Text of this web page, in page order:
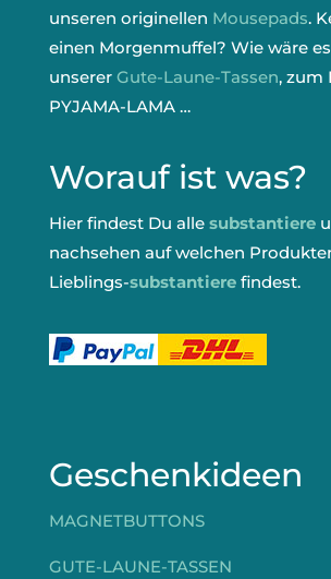
unseren originellen Mousepads.
einen Morgenmuffel? Wie wäre
unserer Gute-Laune-Tassen, zum
PYJAMA-LAMA …
Worauf ist was?
Hier findest Du alle substantiere
nachsehen auf welchen
Lieblings-substantierefindest.
Geschenkideen
MAGNETBUTTONS
GUTE-LAUNE-TASSEN